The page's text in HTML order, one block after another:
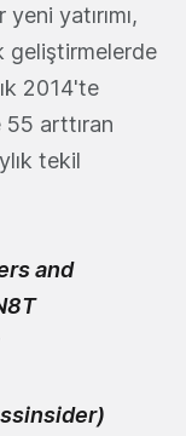
yatırımı,
geliştirmelerde
2014'te
arttıran
tekil
and